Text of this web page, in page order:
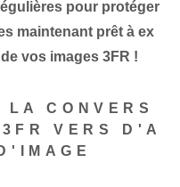
pour protéger
maintenant prêt à ex
vos images 3FR !
CONVERS
VERS D'A